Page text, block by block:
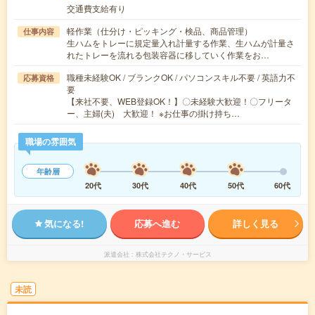
交通費支給有り
仕事内容
軽作業（仕分け・ピッキング・検品、商品管理）
生ハムをトレーに規定量入れ計量する作業、生ハムが計量さ
れたトレーを流れる包装容器に移していく作業をお…
応募資格
職種未経験OK / ブランクOK / パソコンスキル不要 / 英語力不
要
【来社不要、WEB登録OK！】〇未経験大歓迎！〇フリータ
ー、主婦(夫) 大歓迎！ ※お仕事の掛け持ち…
職場の雰囲気
年齢層
20代
30代 40代 50代 60代
気になる! 応募へ進む 詳しく見る
派遣会社 株式会社テクノ・サービス
未読